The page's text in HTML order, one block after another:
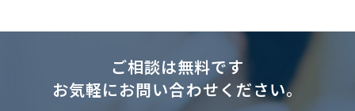
ご相談は無料です
お気軽にお問い合わせください。